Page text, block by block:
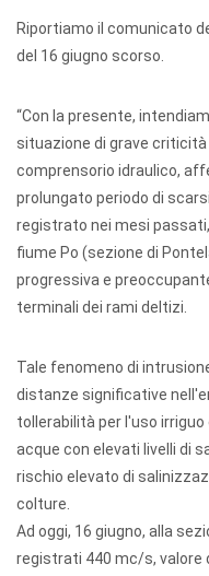
Riportiamo il comunicato
del 16 giugno scorso.
“Con la presente,
situazione di grave
comprensorio idraulico,
prolungato periodo di
registrato nei mesi
fiume Po (sezione di
progressiva e
terminali dei rami deltizi.
Tale fenomeno di
distanze significative
tollerabilità per l'uso
acque con elevati livelli di
rischio elevato di
colture.
Ad oggi, 16 giugno, alla
registrati 440 mc/s, valore